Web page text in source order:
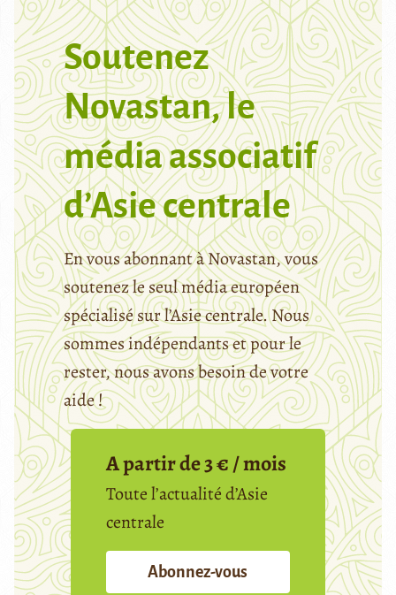
Soutenez
Novastan, le
média associatif
d’Asie centrale
En vous abonnant à Novastan, vous
soutenez le seul média européen
spécialisé sur l’Asie centrale. Nous
sommes indépendants et pour le
rester, nous avons besoin de votre
aide !
A partir de 3 € / mois
Toute l’actualité d’Asie
centrale
Abonnez-vous